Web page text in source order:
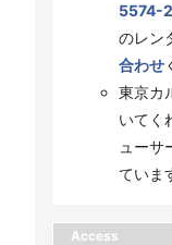
5574-
のレン
合わせ
東京カ
いてく
ューサ
ていま
Access